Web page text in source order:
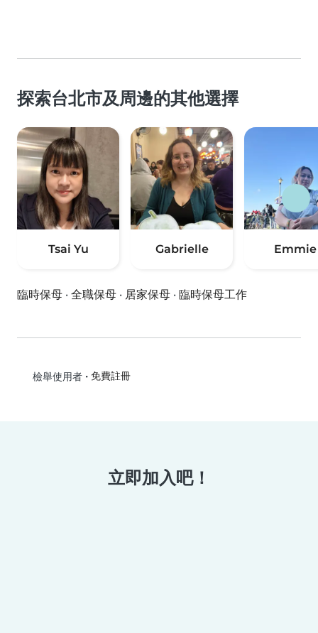
探索台北市及周邊的其他選擇
Tsai Yu Gabrielle Emmie
臨時保母 · 全職保母 · 居家保母 · 臨時保母工作
檢舉使用者• 免費註冊
立即加入吧！